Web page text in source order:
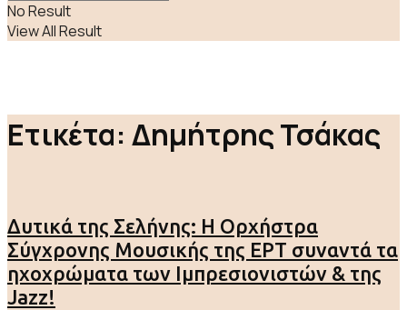
No Result
View All Result
Ετικέτα: Δημήτρης Τσάκας
Δυτικά της Σελήνης: Η Ορχήστρα
Σύγχρονης Μουσικής της ΕΡΤ συναντά τα
ηχοχρώματα των Ιμπρεσιονιστών & της
Jazz!